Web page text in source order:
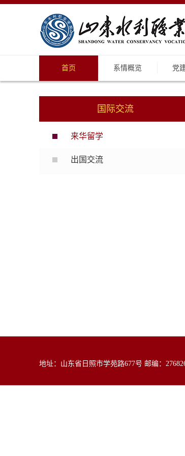
首页 系情概览 党
国际交流
来华留学
出国交流
地址：山东省日照市学苑路677号 邮编：